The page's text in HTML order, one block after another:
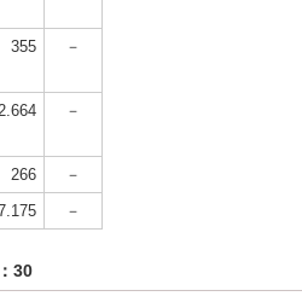
355 －
－
266
－
－
30